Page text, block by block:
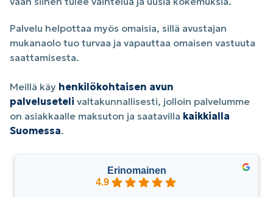
Palvelu helpottaa myös omaisia, sillä avustajan
mukanaolo tuo turvaa ja vapauttaa omaisen vastuuta
saattamisesta.
Meillä käy henkilökohtaisen avun
palveluseteli valtakunnallisesti, jolloin palvelumme
on asiakkaalle maksuton ja saatavilla kaikkialla
Suomessa.
Erinomainen
4.9